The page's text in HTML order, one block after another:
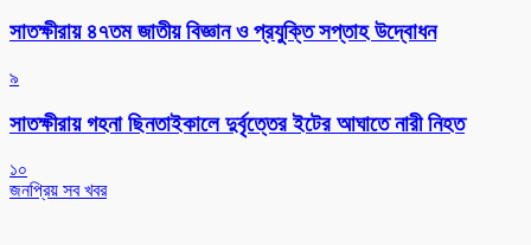
সাতক্ষীরায় ৪৭তম জাতীয় বিজ্ঞান ও প্রযুক্তি সপ্তাহ উদ্বোধন
৯
সাতক্ষীরায় গহনা ছিনতাইকালে দুর্বৃত্তের ইটের আঘাতে নারী নিহত
১০
জনপ্রিয় সব খবর